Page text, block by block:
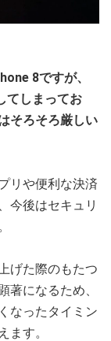
8ですが、
てしまってお
そろそろ厳しい
リや便利な決済
今後はセキュリ
げた際のもたつ
著になるため、
なったタイミン
ます。